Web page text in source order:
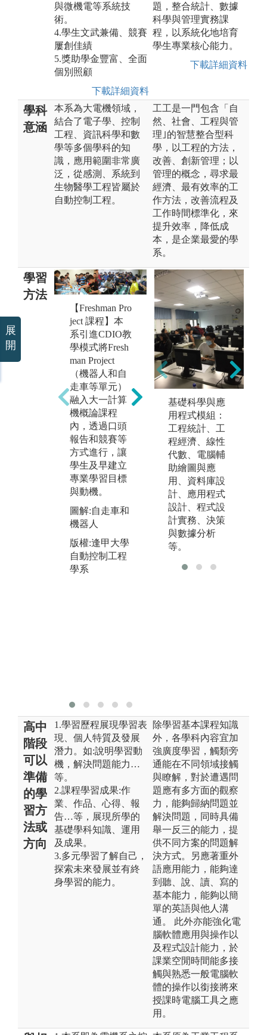
與微機電等系統技
術。
4.學生文武兼備、競賽
屢創佳績
5.獎助學金豐富、全面
個別照顧
下載詳細資料
題，整合統計、數據
科學與管理實務課
程，以系統化地培育
學生專業核心能力。
下載詳細資料
學科
意涵
本系為大電機領域，
結合了電子學、控制
工程、資訊科學和數
學等多個學科的知
識，應用範圍非常廣
泛，從感測、系統到
生物醫學工程皆屬於
自動控制工程。
工工是一門包含「自
然、社會、工程與管
理｣的智慧整合型科
學，以工程的方法，
改善、創新管理；以
管理的概念，尋求最
經濟、最有效率的工
作方法，改善流程及
工作時間標準化，來
提升效率，降低成
本，是企業最愛的學
系。
學習
方法
【Freshman Pro
ject 課程】本
系引進CDIO教
學模式將Fresh
man Project
（機器人和自
走車等單元）
融入大一計算
機概論課程
內，透過口頭
報告和競賽等
方式進行，讓
學生及早建立
專業學習目標
與動機。
圖解:自走車和
機器人
版權:逢甲大學
自動控制工程
學系
【深碗專題課
程】本系引進
CDIO教學模式
設計3個深碗專
題並配合跨年
度課程，以培
養學生完整
軟、硬體系統
之基礎實務實
力、邏輯思
考、協調整
合、發現問題
與解決問題之
能力，並培養
同學間的團隊
合作的默契。
圖解:深碗專題
課程
自動控制工程
基礎科學與應
用程式模組：
工程統計、工
程經濟、線性
代數、電腦輔
助繪圖與應
用、資料庫設
計、應用程式
設計、程式設
計實務、決策
與數據分析
等。
高中
階段
可以
準備
的學
習方
法或
方向
1.學習歷程展現學習表
現、個人特質及發展
潛力。如:說明學習動
機，解決問題能力…
等。
2.課程學習成果:作
業、作品、心得、報
告…等，展現所學的
基礎學科知識、運用
及成果。
3.多元學習了解自己，
探索未來發展並有終
身學習的能力。
除學習基本課程知識
外，各學科內容宜加
強廣度學習，觸類旁
通能在不同領域接觸
與瞭解，對於遭遇問
題應有多方面的觀察
力，能夠歸納問題並
解決問題，同時具備
舉一反三的能力，提
供不同方案的問題解
決方式。另應著重外
語應用能力，能夠達
到聽、說、讀、寫的
基本能力，能夠以簡
單的英語與他人溝
通。 此外亦能強化電
腦軟體應用與操作以
及程式設計能力，於
課業空閒時間能多接
觸與熟悉一般電腦軟
體的操作以銜接將來
授課時電腦工具之應
用。
展
開